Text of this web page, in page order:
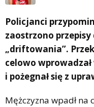
Policjanci
zaostrzono
„driftowania”.
celowo
i pożegnał się z
Mężczyzna wpadł